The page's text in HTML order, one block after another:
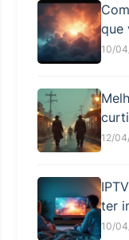
que
10/
12/
ter
10/